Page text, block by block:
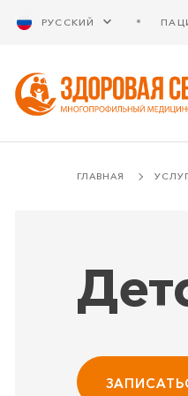
РУССКИЙ
ГЛАВНАЯ